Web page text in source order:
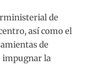
de
así como el
de
impugnar la